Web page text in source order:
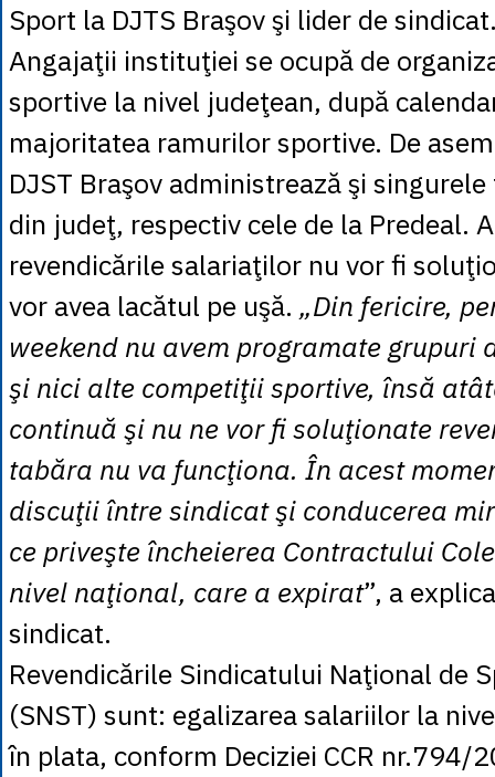
Sport la DJTS Braşov şi lider de
Angajaţii instituţiei se ocupă de
sportive la nivel judeţean, după
majoritatea ramurilor sportive. De
DJST Braşov administrează şi
din judeţ, respectiv cele de la Predeal.
revendicările salariaţilor nu vor fi
vor avea lacătul pe uşă. „Din fericire,
weekend nu avem programate grupuri
şi nici alte competiţii sportive, însă
continuă şi nu ne vor fi soluţionate
tabăra nu va funcţiona. În acest
discuţii între sindicat şi conducerea
ce priveşte încheierea Contractului
nivel naţional, care a expirat”, a
sindicat.
Revendicările Sindicatului Naţional de
(SNST) sunt: egalizarea salariilor la
în plata, conform Deciziei CCR nr.794/